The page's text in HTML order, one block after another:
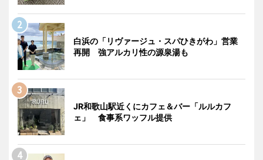
白浜の「リヴァージュ・スパひきがわ」営業
再開 強アルカリ性の源泉湯も
JR和歌山駅近くにカフェ＆バー「ルルカフ
ェ」 食事系ワッフル提供